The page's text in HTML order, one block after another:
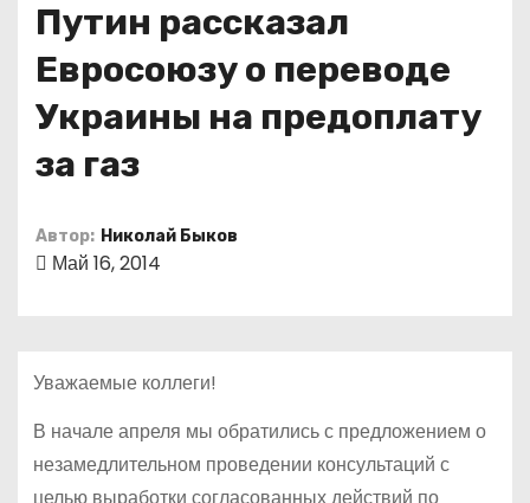
Путин рассказал
Евросоюзу о переводе
Украины на предоплату
за газ
Автор: Николай Быков
Май 16, 2014
Уважаемые коллеги!
В начале апреля мы обратились с предложением о
незамедлительном проведении консультаций с
целью выработки согласованных действий по